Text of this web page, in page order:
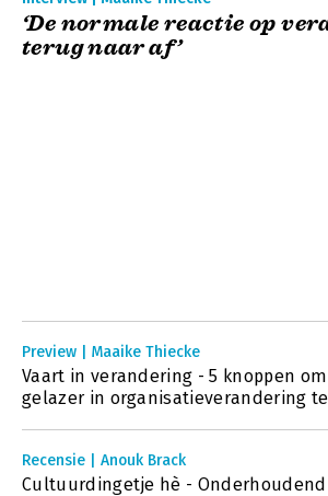
‘De normale reactie op
terug naar af’
Preview | Maaike Thiecke
Vaart in verandering - 5 knoppen
gelazer in organisatieverandering
Recensie | Anouk Brack
Cultuurdingetje hè -